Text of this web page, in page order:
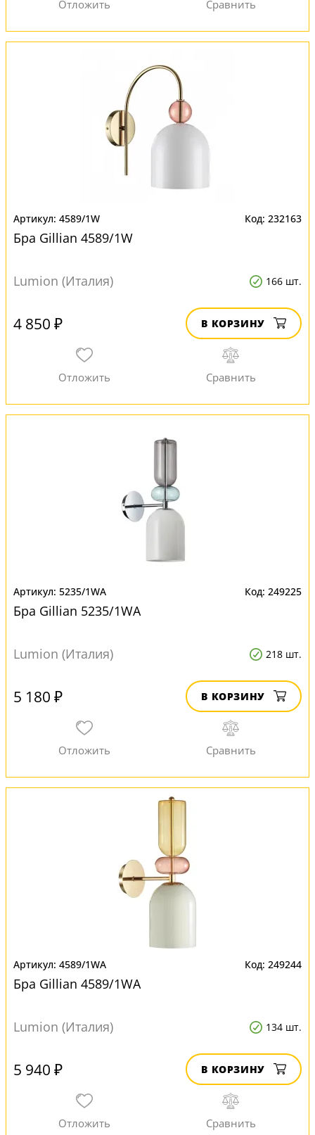
4589/1W 232163
Бра Gillian 4589/1W
Lumion (Италия) 166 шт.
4 850 ₽ В КОРЗИНУ
5235/1WA 249225
Бра Gillian 5235/1WA
Lumion (Италия) 218 шт.
5 180 ₽ В КОРЗИНУ
4589/1WA 249244
Бра Gillian 4589/1WA
Lumion (Италия) 134 шт.
5 940 ₽ В КОРЗИНУ